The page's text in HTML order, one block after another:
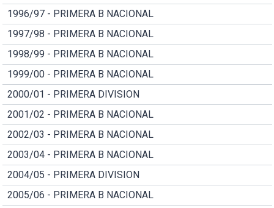
1996/97 - PRIMERA B NACIONAL
1997/98 - PRIMERA B NACIONAL
1998/99 - PRIMERA B NACIONAL
1999/00 - PRIMERA B NACIONAL
2000/01 - PRIMERA DIVISION
2001/02 - PRIMERA B NACIONAL
2002/03 - PRIMERA B NACIONAL
2003/04 - PRIMERA B NACIONAL
2004/05 - PRIMERA DIVISION
2005/06 - PRIMERA B NACIONAL